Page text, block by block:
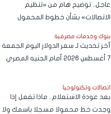
عاجل.. توضيح هام من «تنظيم
الاتصالات» بشأن خطوط المحمول
بنوك وخدمات مصرفية
آخر تحديث لـ سعر الدولار اليوم الجمعة
7 أغسطس 2026 أمام الجنيه المصري
اتصالات وتكنولوجيا
بعد عودة الاستعلام.. ماذا تفعل إذا
وجدت خط محمولا مسجلا باسمك ولا